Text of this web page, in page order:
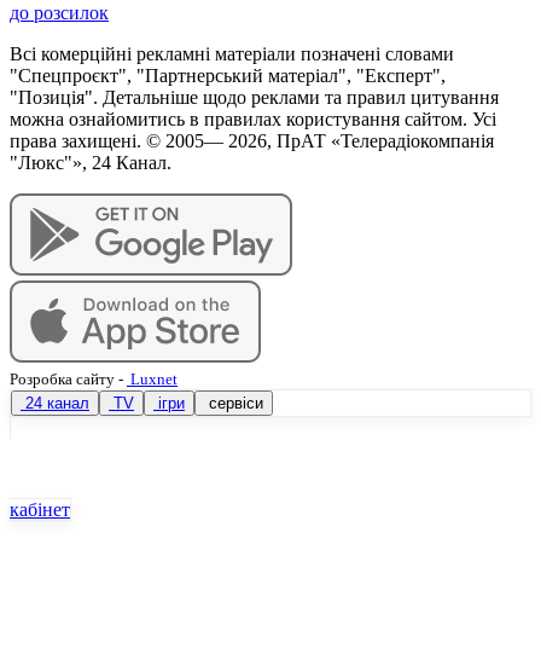
до розсилок
Всі комерційні рекламні матеріали позначені словами
"Спецпроєкт", "Партнерський матеріал", "Експерт",
"Позиція". Детальніше щодо реклами та правил цитування
можна ознайомитись в правилах користування сайтом. Усі
права захищені. © 2005— 2026, ПрАТ «Телерадіокомпанія
"Люкс"», 24 Канал.
Розробка сайту - Luxnet
24 канал
TV ігри сервіси
кабінет